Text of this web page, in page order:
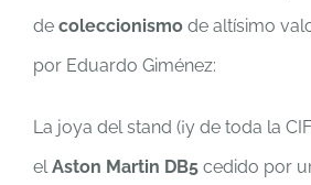
de coleccionismo de altísimo
por Eduardo Giménez:
La joya del stand (¡y de toda la
elAston Martin DB5 cedido por